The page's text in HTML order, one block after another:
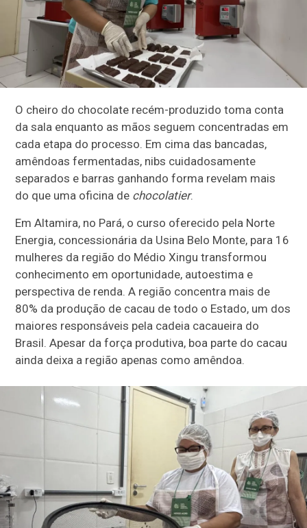
O cheiro do chocolate recém-produzido toma conta
da sala enquanto as mãos seguem concentradas em
cada etapa do processo. Em cima das bancadas,
amêndoas fermentadas, nibs cuidadosamente
separados e barras ganhando forma revelam mais
do que uma oficina de chocolatier.
Em Altamira, no Pará, o curso oferecido pela Norte
Energia, concessionária da Usina Belo Monte, para 16
mulheres da região do Médio Xingu transformou
conhecimento em oportunidade, autoestima e
perspectiva de renda. A região concentra mais de
80% da produção de cacau de todo o Estado, um dos
maiores responsáveis pela cadeia cacaueira do
Brasil. Apesar da força produtiva, boa parte do cacau
ainda deixa a região apenas como amêndoa.